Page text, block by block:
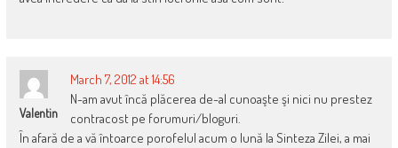
Valentin
March 7, 2012 at 14:56
N-am avut încă plăcerea de-al cunoaşte şi nici nu prestez
contracost pe forumuri/bloguri.
În afară de a vă întoarce porofelul acum o lună la Sinteza Zilei, a mai